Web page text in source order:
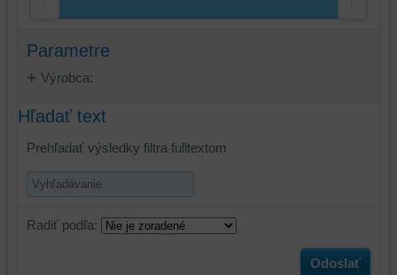
Parametre
Výrobca:
Hľadať text
Prehľadať výsledky filtra fulltextom
Radiť podľa:
Odoslať